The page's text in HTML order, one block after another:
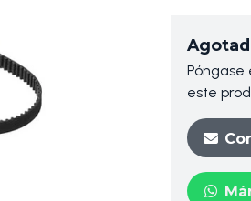
Póngase
este